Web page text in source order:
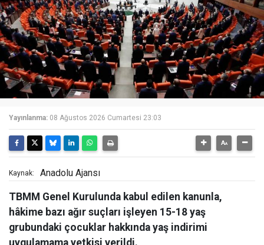
Yayınlanma: 08 Ağustos 2026 Cumartesi 23:03
Kaynak: Anadolu Ajansı
TBMM Genel Kurulunda kabul edilen kanunla,
hâkime bazı ağır suçları işleyen 15-18 yaş
grubundaki çocuklar hakkında yaş indirimi
uygulamama yetkisi verildi.